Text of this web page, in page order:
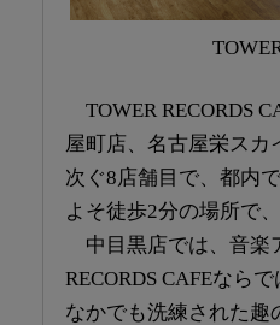
TOWER RECORDS
屋町店、名古屋栄ス
次ぐ8店舗目で、都内
よそ徒歩2分の場所で
中目黒店では、音楽
RECORDS CAFEなら
なかでも洗練された趣